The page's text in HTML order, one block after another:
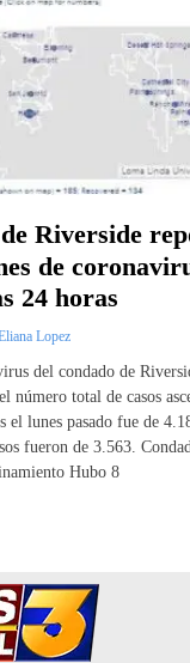
Riverside
de
24 horas
Lopez
del condado de
número total de casos
el lunes pasado fue de
fueron de 3.563.
Hubo 8